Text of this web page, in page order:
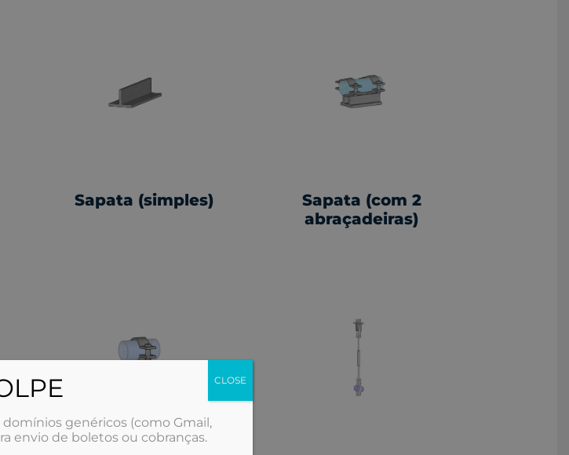
Sapata (simples)
Sapata (com 2
abraçadeiras)
domínios genéricos (como Gmail,
envio de boletos ou cobranças.
CLOSE